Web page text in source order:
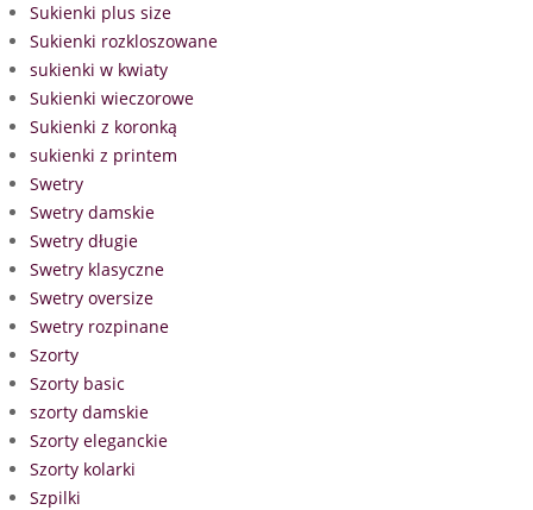
Sukienki plus size
Sukienki rozkloszowane
sukienki w kwiaty
Sukienki wieczorowe
Sukienki z koronką
sukienki z printem
Swetry
Swetry damskie
Swetry długie
Swetry klasyczne
Swetry oversize
Swetry rozpinane
Szorty
Szorty basic
szorty damskie
Szorty eleganckie
Szorty kolarki
Szpilki